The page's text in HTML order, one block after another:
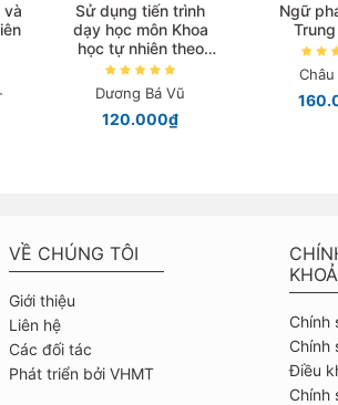
Sử dụng tiến trình
dạy học môn Khoa
học tự nhiên theo
hình thức dạy học B-
Learning
Dương Bá Vũ
120.000₫
Ngữ pháp
Trung Quốc
Châu A Phí
160.000₫
VỀ CHÚNG TÔI
Giới thiệu
Liên hệ
Các đối tác
Phát triển bởi VHMT
Chính
Chính
Điều
Chính